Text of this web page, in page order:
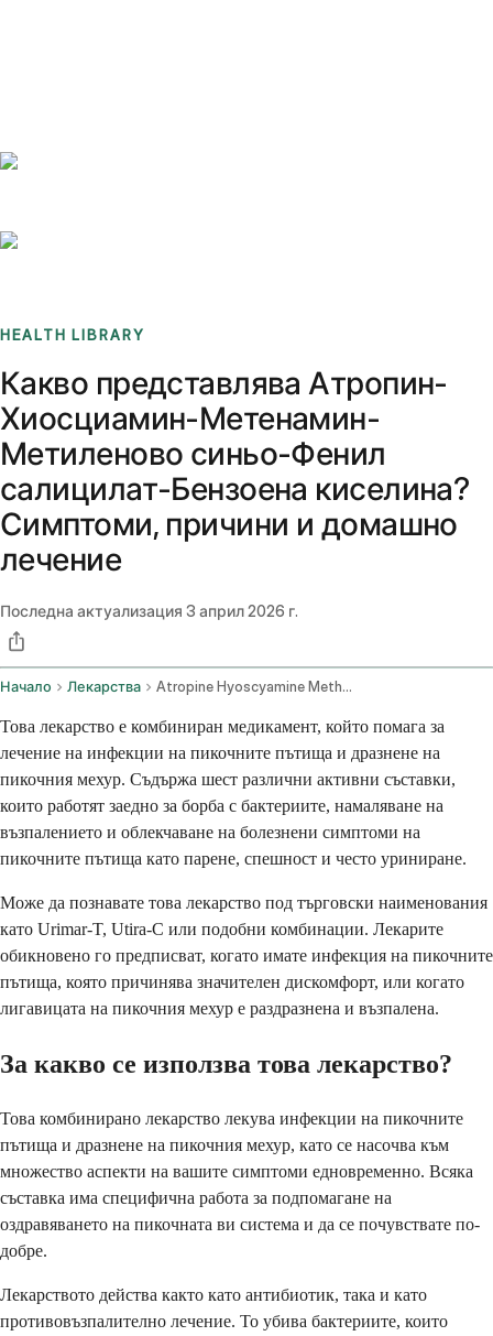
HEALTH LIBRARY
Какво представлява Атропин-
Хиосциамин-Метенамин-
Метиленово синьо-Фенил
салицилат-Бензоена киселина?
Симптоми, причини и домашно
лечение
Последна актуализация 3 април 2026 г.
Начало Лекарства Atropine Hyoscyamine Methenamine Methylene Blue Phenyl Salicylate And Benzoic Acid Oral Route
Това лекарство е комбиниран медикамент, който помага за
лечение на инфекции на пикочните пътища и дразнене на
пикочния мехур. Съдържа шест различни активни съставки,
които работят заедно за борба с бактериите, намаляване на
възпалението и облекчаване на болезнени симптоми на
пикочните пътища като парене, спешност и често уриниране.
Може да познавате това лекарство под търговски наименования
като Urimar-T, Utira-C или подобни комбинации. Лекарите
обикновено го предписват, когато имате инфекция на пикочните
пътища, която причинява значителен дискомфорт, или когато
лигавицата на пикочния мехур е раздразнена и възпалена.
За какво се използва това лекарство?
Това комбинирано лекарство лекува инфекции на пикочните
пътища и дразнене на пикочния мехур, като се насочва към
множество аспекти на вашите симптоми едновременно. Всяка
съставка има специфична работа за подпомагане на
оздравяването на пикочната ви система и да се почувствате по-
добре.
Лекарството действа както като антибиотик, така и като
противовъзпалително лечение. То убива бактериите, които